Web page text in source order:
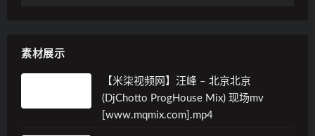
素材展示
【米柒视频网】汪峰 – 北京北京
(DjChotto ProgHouse Mix) 现场mv
[www.mqmix.com].mp4